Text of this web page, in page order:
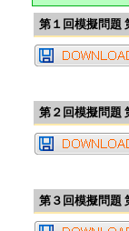
第１回模擬問題
第２回模擬問題
第３回模擬問題